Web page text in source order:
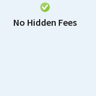
No Hidden Fees